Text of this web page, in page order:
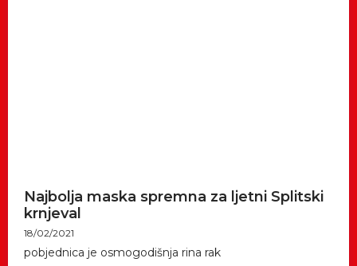
Najbolja maska spremna za ljetni Splitski
krnjeval
18/02/2021
pobjednica je osmogodišnja rina rak